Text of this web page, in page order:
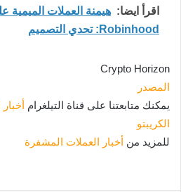
اقرأ ايضا: هيمنة العملات الميمية
Robinhood: تحدي التصميم
Crypto Horizon
المصدر
يمكنك متابعتنا على قناة التيلغرام
الكريبتو
للمزيد من أخبار العملات المشفرة